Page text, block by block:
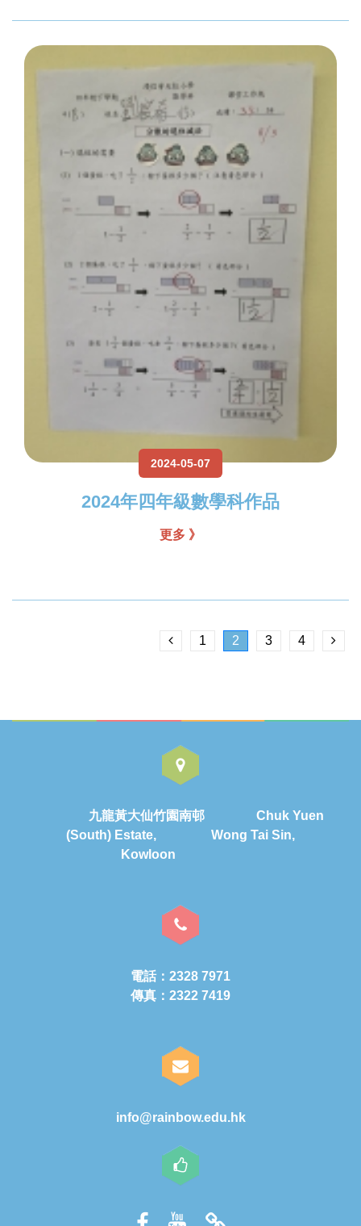
2024-05-07
2024年四年級數學科作品
更多 》
1 2 3 4
九龍黃大仙竹園南邨 Chuk Yuen
(South) Estate, Wong Tai Sin,
Kowloon
電話：2328 7971
傳真：2322 7419
info@rainbow.edu.hk